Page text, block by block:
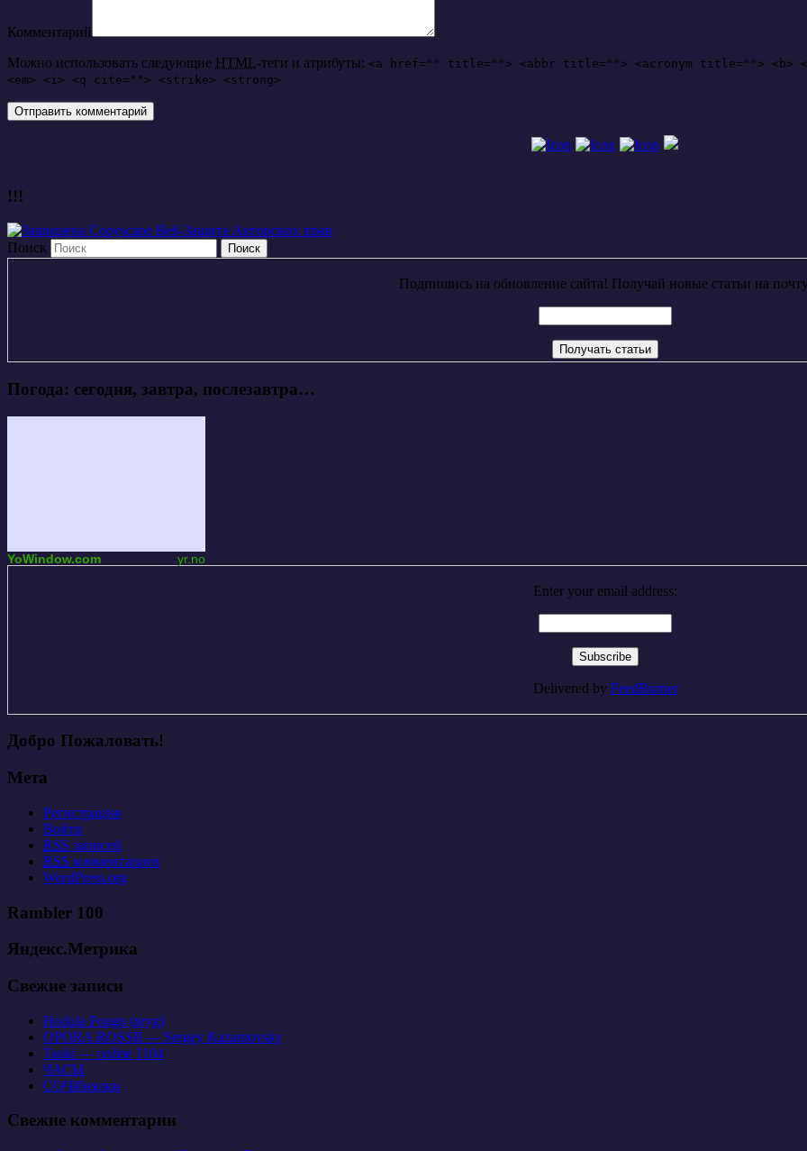
Комментарий
Можно использовать следующие HTML-теги и атрибуты: <a href="" title=""> <abbr title=""> <acronym title=""> <b>
<em> <i> <q cite=""> <strike> <strong>
!!!
Поиск
Подпишись на обновление сайта! Получай новые статьи на
Погода: сегодня, завтра, послезавтра…
YoWindow.com yr.no
Enter your email address:
Delivered by FeedBurner
Добро Пожаловать!
Мета
Регистрация
Войти
RSS записей
RSS комментариев
WordPress.org
Rambler 100
Яндекс.Метрика
Свежие записи
Hodula Pougo (pryg)
OPORA ROSSII — Sergey Kazarnovsky
Tanki — online 1104
ЧАСЫ
СОЧИнялки
Свежие комментарии